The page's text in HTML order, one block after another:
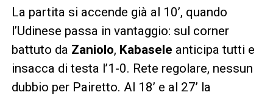
La partita si accende già al 10’, quando
l’Udinese passa in vantaggio: sul corner
battuto da Zaniolo, Kabasele anticipa tutti e
insacca di testa l’1-0. Rete regolare, nessun
dubbio per Pairetto. Al 18’ e al 27’ la